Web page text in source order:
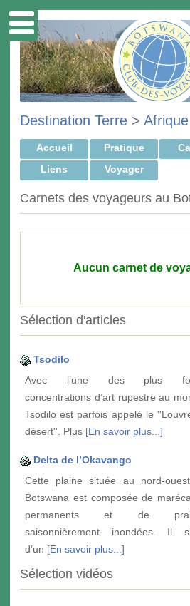
Destination Terre > Afrique
Accueil Pratique
Liens
Voyager
Carnets des voyageurs au
Aucun carnet de
Sélection d'articles
Tsodilo
Avec l’une des plus
concentrations d’art rupestre au
Tsodilo est parfois appelé le
désert''. Plus [En savoir plus...]
Delta de l’Okavango
Cette plaine située au nord-
Botswana est composée de
permanents et de
saisonnièrement inondées. Il
d’un [En savoir plus...]
Sélection vidéos